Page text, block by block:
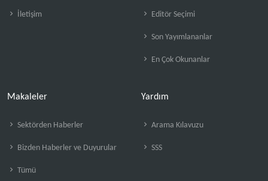
İletişim Editör Seçimi
Son Yayımlananlar
En Çok Okunanlar
Makaleler
Sektörden Haberler
Bizden Haberler ve Duyurular
Tümü
Yardım
Arama Kılavuzu
SSS